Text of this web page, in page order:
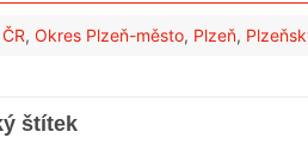
, Okres Plzeň-město, Plzeň,
štítek